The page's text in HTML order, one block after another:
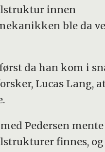
innen
ble da
da han kom i
Lucas Lang,
Pedersen
finnes, og